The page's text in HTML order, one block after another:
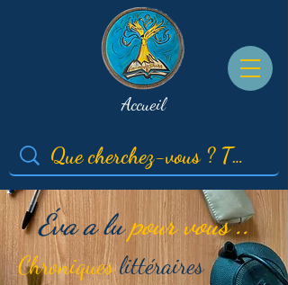
Accueil
Éva a lupour vous ..
Chroniqueslittéraires